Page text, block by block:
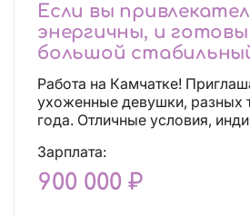
Если вы
энергичны, и
большой
заработок, тогда
что искали!
Работа на Камчатке!
ухоженные девушки, разных
года. Отличные условия,
Зарплата:
900 000 ₽